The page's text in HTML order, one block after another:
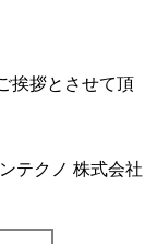
挨拶とさせて頂
テクノ 株式会社